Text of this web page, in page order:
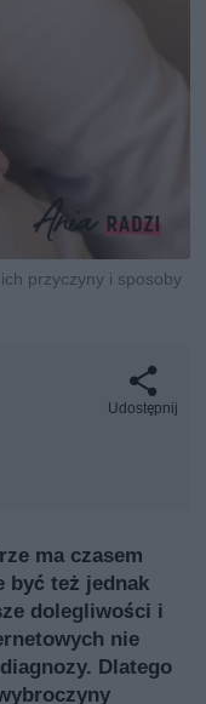
przyczyny i sposoby
Udostępnij
ma czasem
być też jednak
dolegliwości i
nie
Dlatego